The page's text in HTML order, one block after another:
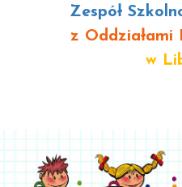
Zespół
z Oddziałami
w